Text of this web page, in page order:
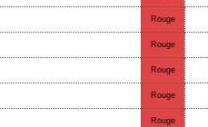
Rouge
Rouge
Rouge
Rouge
Rouge